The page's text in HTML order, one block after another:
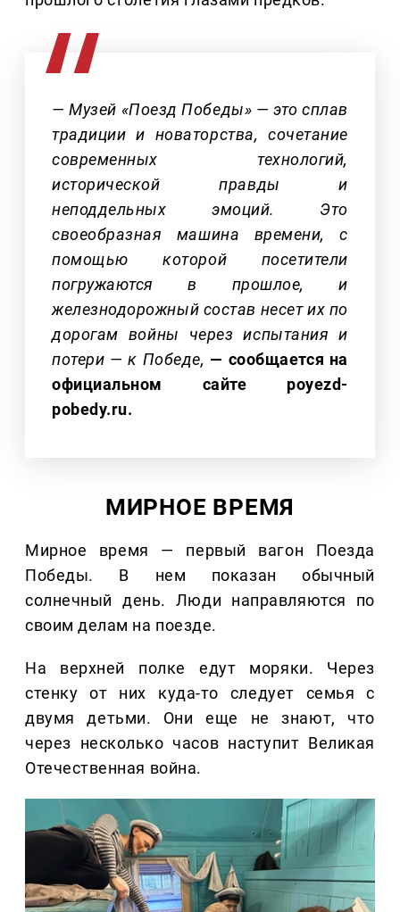
— Музей «Поезд Победы» — это сплав
традиции и новаторства, сочетание
современных технологий,
исторической правды и
неподдельных эмоций. Это
своеобразная машина времени, с
помощью которой посетители
погружаются в прошлое, и
железнодорожный состав несет их по
дорогам войны через испытания и
потери — к Победе, — сообщается на
официальном сайте poyezd-
pobedy.ru.
МИРНОЕ ВРЕМЯ
Мирное время — первый вагон Поезда
Победы. В нем показан обычный
солнечный день. Люди направляются по
своим делам на поезде.
На верхней полке едут моряки. Через
стенку от них куда-то следует семья с
двумя детьми. Они еще не знают, что
через несколько часов наступит Великая
Отечественная война.